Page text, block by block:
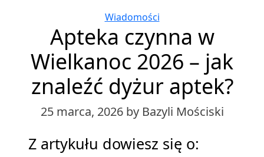
Categories
Wiadomości
Apteka czynna w
Wielkanoc 2026 – jak
znaleźć dyżur aptek?
25 marca, 2026 by Bazyli Mościski
Z artykułu dowiesz się o: